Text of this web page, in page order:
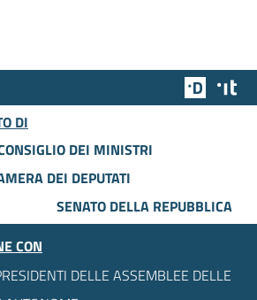
Team
DI
DEI MINISTRI
DEI DEPUTATI
SENATO DELLA REPUBBLICA
CON
DELLE ASSEMBLEE DELLE